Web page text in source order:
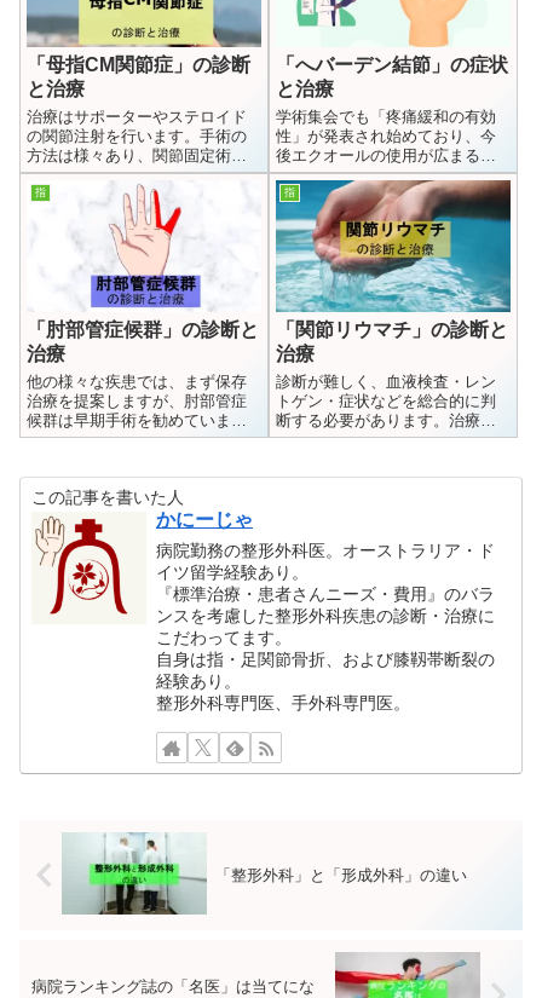
「母指CM関節症」の診断
と治療
治療はサポーターやステロイド
の関節注射を行います。手術の
方法は様々あり、関節固定術、
切除関節形成術、大菱形骨全摘
出、大菱形骨部分切除など
「へバーデン結節」の症状
と治療
学術集会でも「疼痛緩和の有効
性」が発表され始めており、今
後エクオールの使用が広まると
予想します。更年期症状が出る
50歳前後の女性にエクオールは
効果を発揮しやすいと思われま
す
指
「肘部管症候群」の診断と
治療
他の様々な疾患では、まず保存
治療を提案しますが、肘部管症
候群は早期手術を勧めていま
す。肘を曲げていくと肘部管の
を深く曲げない様に日常生活で
は注意してもらいます
指
「関節リウマチ」の診断と
治療
診断が難しく、血液検査・レン
トゲン・症状などを総合的に判
断する必要があります。治療は
薬が基本で、変形が進行したり
になります
この記事を書いた人
かにーじゃ
病院勤務の整形外科医。オーストラリア・ド
イツ留学経験あり。
『標準治療・患者さんニーズ・費用』のバラ
ンスを考慮した整形外科疾患の診断・治療に
こだわってます。
自身は指・足関節骨折、および膝靱帯断裂の
経験あり。
整形外科専門医、手外科専門医。
「整形外科」と「形成外科」の違い
病院ランキング誌の「名医」は当てにな